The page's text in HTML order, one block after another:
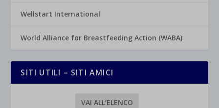
Wellstart International
World Alliance for Breastfeeding Action (WABA)
SITI UTILI – SITI AMICI
VAI ALL’ELENCO